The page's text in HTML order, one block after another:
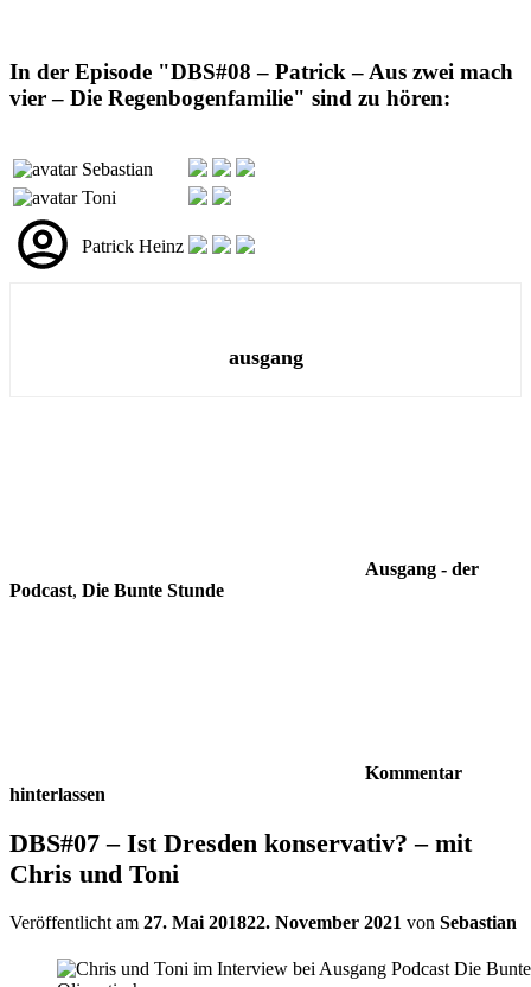
In der Episode "DBS#08 – Patrick – Aus zwei mach
vier – Die Regenbogenfamilie" sind zu hören:
Sebastian
Toni
Patrick Heinz
ausgang
Ausgang - der
Podcast, Die Bunte Stunde
Kommentar
hinterlassen
DBS#07 – Ist Dresden konservativ? – mit
Chris und Toni
Veröffentlicht am 27. Mai 201822. November 2021 von Sebastian